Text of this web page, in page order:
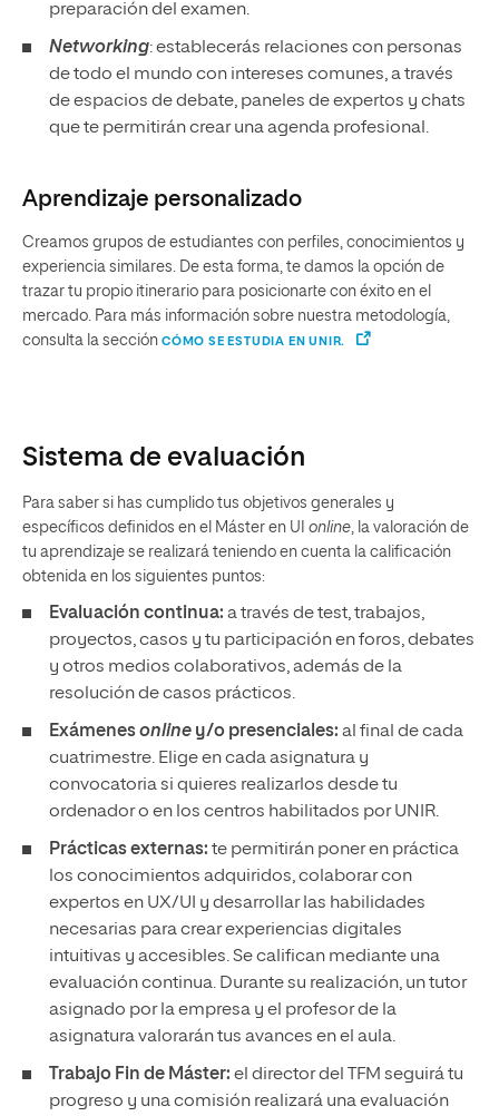
preparación del examen.
Networking: establecerás relaciones con personas
de todo el mundo con intereses comunes, a través
de espacios de debate, paneles de expertos y chats
que te permitirán crear una agenda profesional.
Aprendizaje personalizado
Creamos grupos de estudiantes con perfiles, conocimientos y
experiencia similares. De esta forma, te damos la opción de
trazar tu propio itinerario para posicionarte con éxito en el
mercado. Para más información sobre nuestra metodología,
consulta la sección CÓMO SE ESTUDIA EN UNIR.
Sistema de evaluación
Para saber si has cumplido tus objetivos generales y
específicos definidos en el Máster en UI online, la valoración de
tu aprendizaje se realizará teniendo en cuenta la calificación
obtenida en los siguientes puntos:
Evaluación continua: a través de test, trabajos,
proyectos, casos y tu participación en foros, debates
y otros medios colaborativos, además de la
resolución de casos prácticos.
Exámenesonline y/o presenciales: al final de cada
cuatrimestre. Elige en cada asignatura y
convocatoria si quieres realizarlos desde tu
ordenador o en los centros habilitados por UNIR.
Prácticas externas: te permitirán poner en práctica
los conocimientos adquiridos, colaborar con
expertos en UX/UI y desarrollar las habilidades
necesarias para crear experiencias digitales
intuitivas y accesibles. Se califican mediante una
evaluación continua. Durante su realización, un tutor
asignado por la empresa y el profesor de la
asignatura valorarán tus avances en el aula.
Trabajo Fin de Máster: el director del TFM seguirá tu
progreso y una comisión realizará una evaluación